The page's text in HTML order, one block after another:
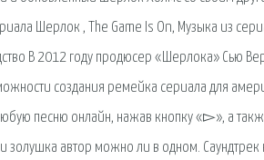
Шерлок , The Game Is On, Музыка из
В 2012 году продюсер «Шерлока» Сью
создания ремейка сериала для
песню онлайн, нажав кнопку «▻», а
золушка автор можно ли в одном. Саундтрек